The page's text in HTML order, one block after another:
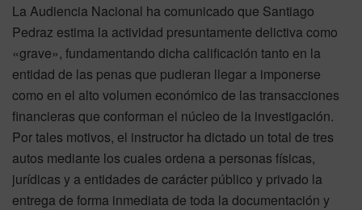
La Audiencia Nacional ha comunicado que Santiago
Pedraz estima la actividad presuntamente delictiva como
«grave», fundamentando dicha calificación tanto en la
entidad de las penas que pudieran llegar a imponerse
como en el alto volumen económico de las transacciones
financieras que conforman el núcleo de la investigación.
Por tales motivos, el instructor ha dictado un total de tres
autos mediante los cuales ordena a personas físicas,
jurídicas y a entidades de carácter público y privado la
entrega de forma inmediata de toda la documentación y